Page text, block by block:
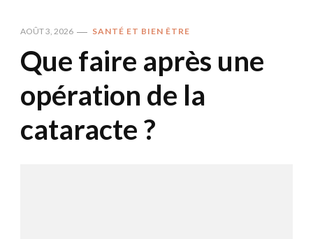
AOÛT 3, 2026 SANTÉ ET BIEN ÊTRE
Que faire après une
opération de la
cataracte ?